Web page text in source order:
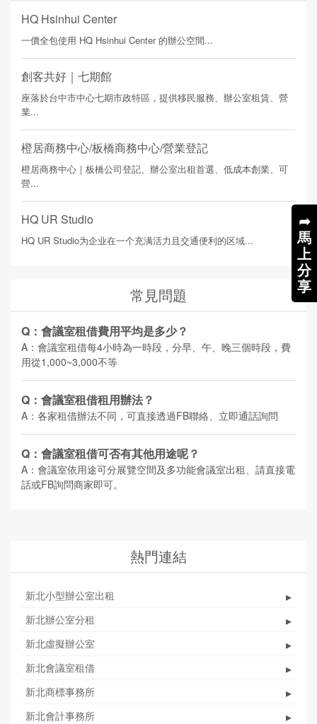
➦
馬
上
分
享
HQ Hsinhui Center
一價全包使用 HQ Hsinhui Center 的辦公空間...
創客共好｜七期館
座落於台中市中心七期市政特區，提供移民服務、辦公室租賃、營
業...
橙居商務中心/板橋商務中心/營業登記
橙居商務中心｜板橋公司登記、辦公室出租首選、低成本創業、可
營...
HQ UR Studio
HQ UR Studio为企业在一个充满活力且交通便利的区域...
常見問題
Q：會議室租借費用平均是多少？
A：會議室租借每4小時為一時段，分早、午、晚三個時段，費
用從1,000~3,000不等
Q：會議室租借租用辦法？
A：各家租借辦法不同，可直接透過FB聯絡、立即通話詢問
Q：會議室租借可否有其他用途呢？
A：會議室依用途可分展覽空間及多功能會議室出租、請直接電
話或FB詢問商家即可。
熱門連結
新北小型辦公室出租 ▸
新北辦公室分租 ▸
新北虛擬辦公室 ▸
新北會議室租借 ▸
新北商標事務所 ▸
新北會計事務所 ▸